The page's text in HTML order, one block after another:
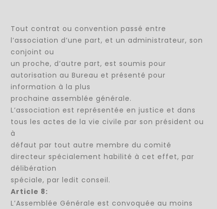
Tout contrat ou convention passé entre
l’association d’une part, et un administrateur, son
conjoint ou
un proche, d’autre part, est soumis pour
autorisation au Bureau et présenté pour
information à la plus
prochaine assemblée générale.
L’association est représentée en justice et dans
tous les actes de la vie civile par son président ou
à
défaut par tout autre membre du comité
directeur spécialement habilité à cet effet, par
délibération
spéciale, par ledit conseil.
Article 8:
L’Assemblée Générale est convoquée au moins